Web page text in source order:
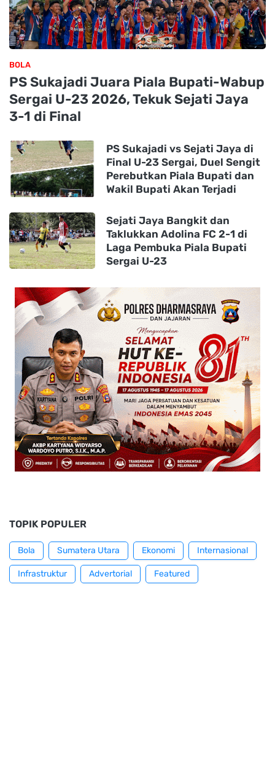
BOLA
PS Sukajadi Juara Piala Bupati-Wabup
Sergai U-23 2026, Tekuk Sejati Jaya
3-1 di Final
PS Sukajadi vs Sejati Jaya di
Final U-23 Sergai, Duel Sengit
Perebutkan Piala Bupati dan
Wakil Bupati Akan Terjadi
Sejati Jaya Bangkit dan
Taklukkan Adolina FC 2-1 di
Laga Pembuka Piala Bupati
Sergai U-23
TOPIK POPULER
Bola Sumatera Utara Ekonomi Internasional
Infrastruktur Advertorial Featured